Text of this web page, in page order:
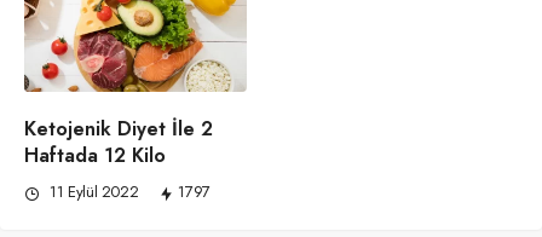
Ketojenik Diyet İle 2
Haftada 12 Kilo
11 Eylül 2022 1797